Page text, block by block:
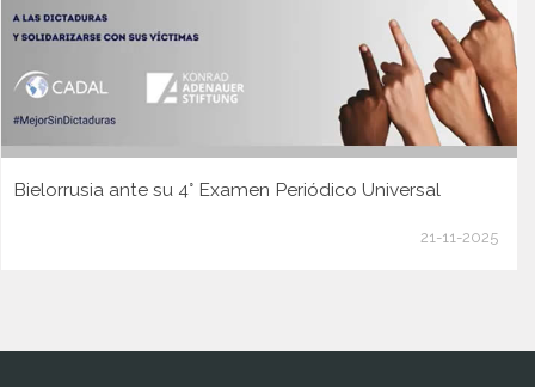
Bielorrusia ante su 4° Examen Periódico Universal
21-11-2025